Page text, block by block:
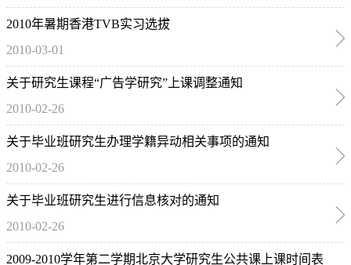
2010年暑期香港TVB实习选拔
2010-03-01
关于研究生课程“广告学研究”上课调整通知
2010-02-26
关于毕业班研究生办理学籍异动相关事项的通知
2010-02-26
关于毕业班研究生进行信息核对的通知
2010-02-26
2009-2010学年第二学期北京大学研究生公共课上课时间表